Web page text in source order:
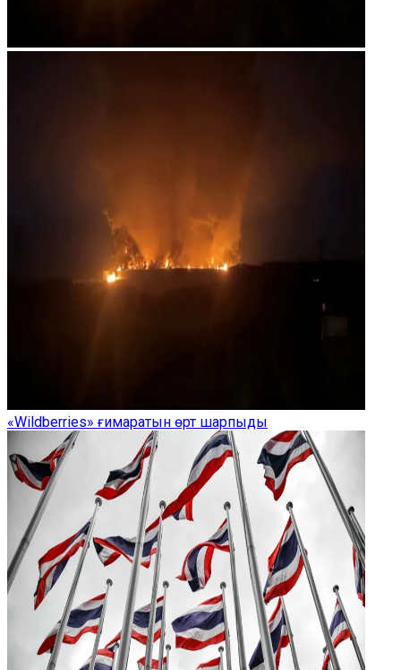
«Wildberries» ғимаратын өрт шарпыды